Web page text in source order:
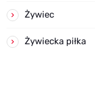
Żywiec
Żywiecka piłka